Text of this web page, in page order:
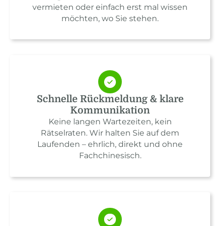
vermieten oder einfach erst mal wissen
möchten, wo Sie stehen.
Schnelle Rückmeldung & klare
Kommunikation
Keine langen Wartezeiten, kein
Rätselraten. Wir halten Sie auf dem
Laufenden – ehrlich, direkt und ohne
Fachchinesisch.